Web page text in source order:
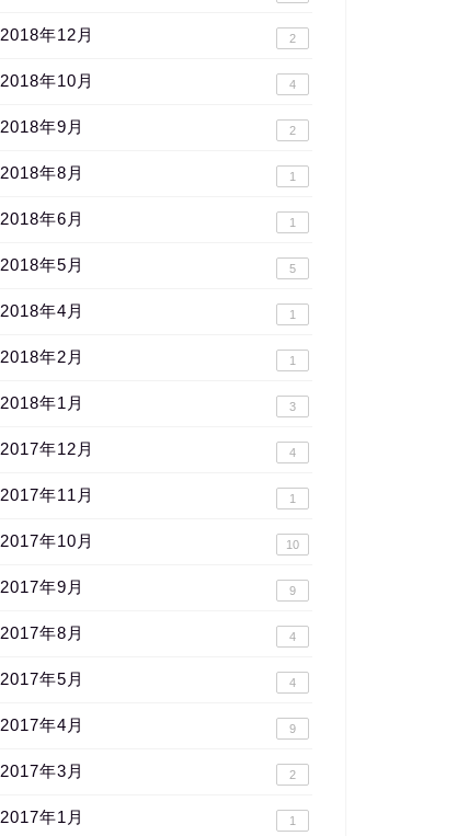
2018年12月 2
2018年10月 4
2018年9月 2
2018年8月 1
2018年6月 1
2018年5月 5
2018年4月 1
2018年2月 1
2018年1月 3
2017年12月 4
2017年11月 1
2017年10月 10
2017年9月 9
2017年8月 4
2017年5月 4
2017年4月 9
2017年3月 2
2017年1月 1